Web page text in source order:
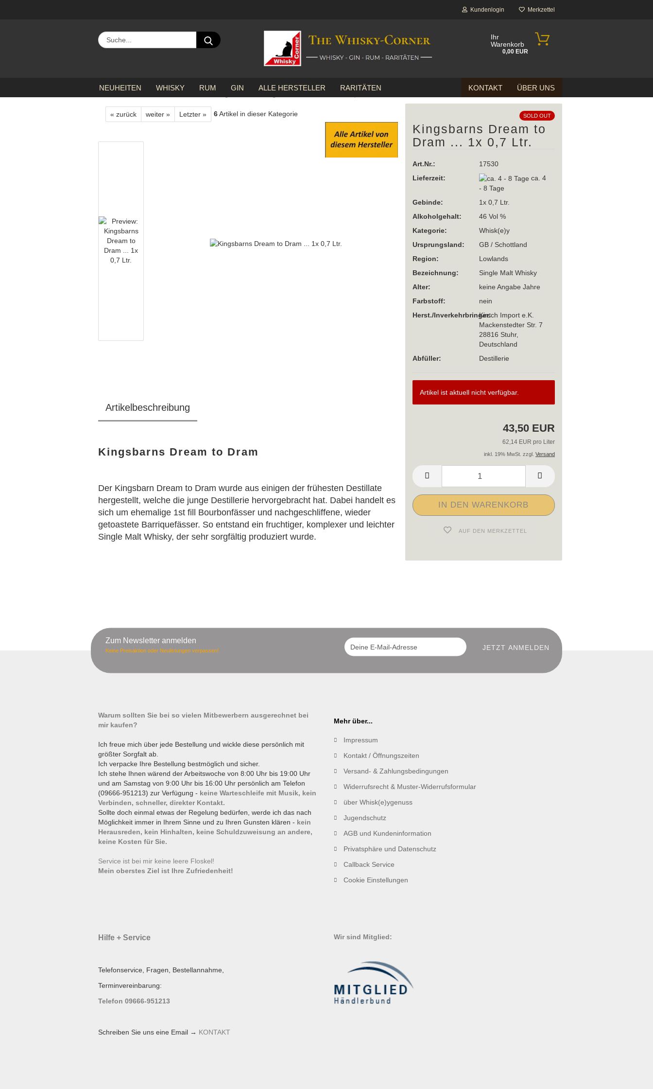
Kundenlogin
Passwort
Konto erstellen
Passwort vergessen?
Merkzettel
Suche...
Ihr
Warenkorb
0,00 EUR
NEUHEITEN WHISKY RUM GIN ALLE HERSTELLER RARITÄTEN KONTAKT ÜBER UNS
« zurück weiter » Letzter » 6Artikel in dieser Kategorie SOLD OUT
Kingsbarns Dream to
Dram ... 1x 0,7 Ltr.
Art.Nr.:
17530
Lieferzeit:
ca. 4
- 8 Tage
Gebinde:
1x 0,7 Ltr.
Alkoholgehalt:
46 Vol %
Kategorie:
Whisk(e)y
Ursprungsland:
GB / Schottland
Region:
Lowlands
Bezeichnung:
Single Malt Whisky
Alter:
keine Angabe Jahre
Farbstoff:
nein
Herst./Inverkehrbringer:Kirsch Import e.K.
Mackenstedter Str. 7
28816 Stuhr,
Deutschland
Abfüller:
Destillerie
Artikel ist aktuell nicht verfügbar.
43,50 EUR
62,14 EUR pro Liter
inkl. 19% MwSt. zzgl. Versand
AUF DEN MERKZETTEL
Artikelbeschreibung
Kingsbarns Dream to Dram
Der Kingsbarn Dream to Dram wurde aus einigen der frühesten Destillate
hergestellt, welche die junge Destillerie hervorgebracht hat. Dabei handelt es
sich um ehemalige 1st fill Bourbonfässer und nachgeschliffene, wieder
getoastete Barriquefässer. So entstand ein fruchtiger, komplexer und leichter
Single Malt Whisky, der sehr sorgfältig produziert wurde.
Zum Newsletter anmelden
Keine Preisaktion oder Neulistungen verpassen!
Warum sollten Sie bei so vielen Mitbewerbern ausgerechnet bei
mir kaufen?
Ich freue mich über jede Bestellung und wickle diese persönlich mit
größter Sorgfalt ab.
Ich verpacke Ihre Bestellung bestmöglich und sicher.
Ich stehe Ihnen wärend der Arbeitswoche von 8:00 Uhr bis 19:00 Uhr
und am Samstag von 9:00 Uhr bis 16:00 Uhr persönlich am Telefon
(09666-951213) zur Verfügung - keine Warteschleife mit Musik, kein
Verbinden, schneller, direkter Kontakt.
Sollte doch einmal etwas der Regelung bedürfen, werde ich das nach
Möglichkeit immer in Ihrem Sinne und zu Ihren Gunsten klären - kein
Herausreden, kein Hinhalten, keine Schuldzuweisung an andere,
keine Kosten für Sie.
Service ist bei mir keine leere Floskel!
Mein oberstes Ziel ist Ihre Zufriedenheit!
Mehr über...
Impressum
Kontakt / Öffnungszeiten
Versand- & Zahlungsbedingungen
Widerrufsrecht & Muster-Widerrufsformular
über Whisk(e)ygenuss
Jugendschutz
AGB und Kundeninformation
Privatsphäre und Datenschutz
Callback Service
Cookie Einstellungen
Hilfe + Service
Telefonservice, Fragen, Bestellannahme,
Terminvereinbarung:
Telefon 09666-951213
Schreiben Sie uns eine Email → KONTAKT
Wir sind Mitglied: